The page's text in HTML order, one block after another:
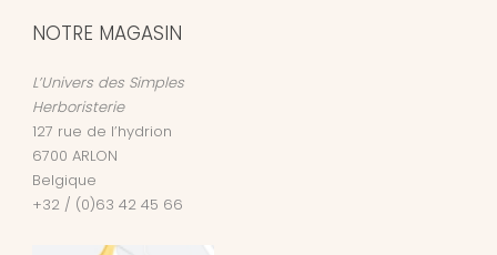
NOTRE MAGASIN
L’Univers des Simples
Herboristerie
127 rue de l’hydrion
6700 ARLON
Belgique
+32 / (0)63 42 45 66